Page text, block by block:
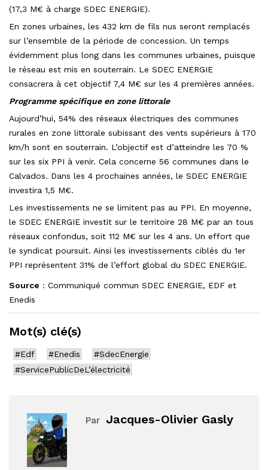
(17,3 M€ à charge SDEC ENERGIE).
En zones urbaines, les 432 km de fils nus seront remplacés
sur l’ensemble de la période de concession. Un temps
évidemment plus long dans les communes urbaines, puisque
le réseau est mis en souterrain. Le SDEC ENERGIE
consacrera à cet objectif 7,4 M€ sur les 4 premières années.
Programme spécifique en zone littorale
Aujourd’hui, 54% des réseaux électriques des communes
rurales en zone littorale subissant des vents supérieurs à 170
km/h sont en souterrain. L’objectif est d’atteindre les 70 %
sur les six PPI à venir. Cela concerne 56 communes dans le
Calvados. Dans les 4 prochaines années, le SDEC ENERGIE
investira 1,5 M€.
Les investissements ne se limitent pas au PPI. En moyenne,
le SDEC ENERGIE investit sur le territoire 28 M€ par an tous
réseaux confondus, soit 112 M€ sur les 4 ans. Un effort que
le syndicat poursuit. Ainsi les investissements ciblés du 1er
PPI représentent 31% de l’effort global du SDEC ENERGIE.
Source : Communiqué commun SDEC ENERGIE, EDF et
Enedis
Mot(s) clé(s)
#Edf #Enedis
#SdecEnergie
#ServicePublicDeL’électricité
Par Jacques-Olivier Gasly